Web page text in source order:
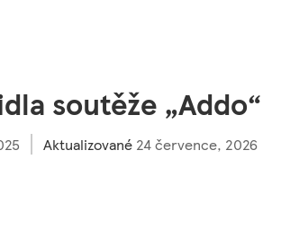
soutěže „Addo“
Aktualizované 24 července, 2026